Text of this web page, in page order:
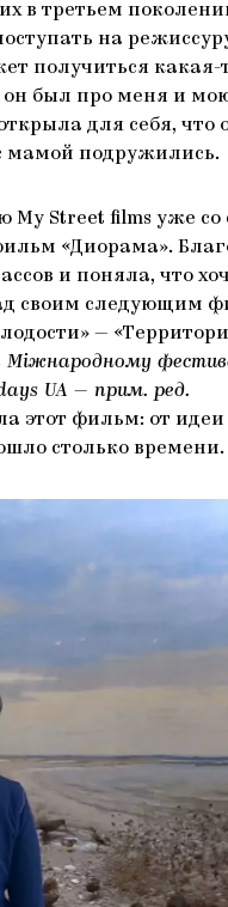
в третьем
на
получиться какая-
был про меня и
для себя, что
мамой подружились.
My Street films уже со
«Диорама».
и поняла, что
своим следующим
—
Міжнародному
UA — прим. ред.
этот фильм: от идеи
столько времени.